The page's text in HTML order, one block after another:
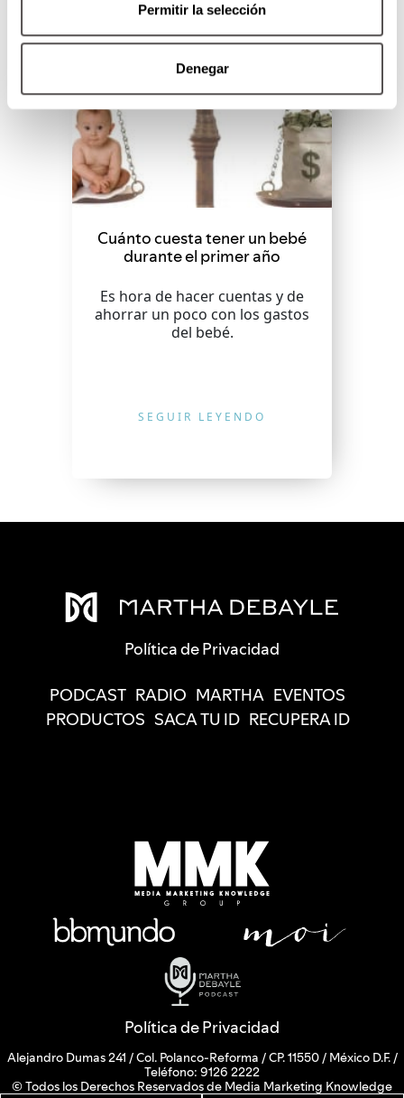
Permitir la selección
Denegar
Cuánto cuesta tener un bebé
durante el primer año
Es hora de hacer cuentas y de
ahorrar un poco con los gastos
del bebé.
SEGUIR LEYENDO
Política de Privacidad
PODCAST RADIO MARTHA EVENTOS
PRODUCTOS SACA TU ID RECUPERA ID
Política de Privacidad
Alejandro Dumas 241 / Col. Polanco-Reforma / CP. 11550 / México D.F. /
Teléfono: 9126 2222
© Todos los Derechos Reservados de Media Marketing Knowledge